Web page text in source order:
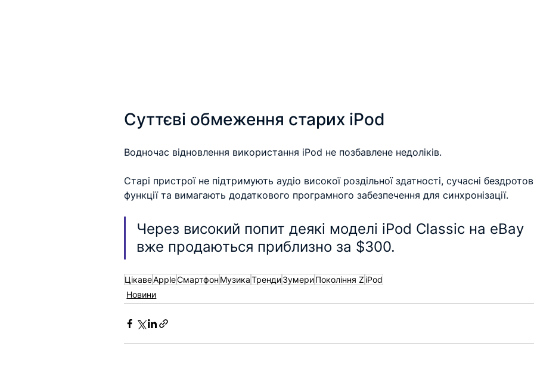
Суттєві обмеження старих iPod
Водночас відновлення використання iPod не позбавлене недоліків.
Старі пристрої не підтримують аудіо високої роздільної здатності, сучасні
функції та вимагають додаткового програмного забезпечення для синхронізації.
Через високий попит деякі моделі iPod Classic на eBay
вже продаються приблизно за $300.
ЦікавеAppleСмартфон МузикаТрендиЗумериПокоління Z iPod
Новини